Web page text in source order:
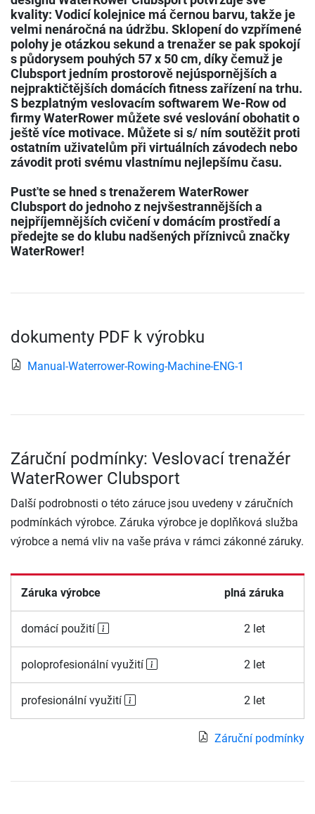
kvality: Vodicí kolejnice má černou barvu, takže je
velmi nenáročná na údržbu. Sklopení do vzpřímené
polohy je otázkou sekund a trenažer se pak spokojí
s půdorysem pouhých 57 x 50 cm, díky čemuž je
Clubsport jedním prostorově nejúspornějších a
nejpraktičtějších domácích fitness zařízení na trhu.
S bezplatným veslovacím softwarem We-Row od
firmy WaterRower můžete své veslování obohatit o
ještě více motivace. Můžete si s/ ním soutěžit proti
ostatním uživatelům při virtuálních závodech nebo
závodit proti svému vlastnímu nejlepšímu času.
Pusťte se hned s trenažerem WaterRower
Clubsport do jednoho z nejvšestrannějších a
nejpříjemnějších cvičení v domácím prostředí a
předejte se do klubu nadšených příznivců značky
WaterRower!
dokumenty PDF k výrobku
Manual-Waterrower-Rowing-Machine-ENG-1
Záruční podmínky: Veslovací trenažér
WaterRower Clubsport
Další podrobnosti o této záruce jsou uvedeny v záručních
podmínkách výrobce. Záruka výrobce je doplňková služba
výrobce a nemá vliv na vaše práva v rámci zákonné záruky.
Záruka výrobce plná záruka
domácí použití 2 let
poloprofesionální využití 2 let
profesionální využití 2 let
Záruční podmínky